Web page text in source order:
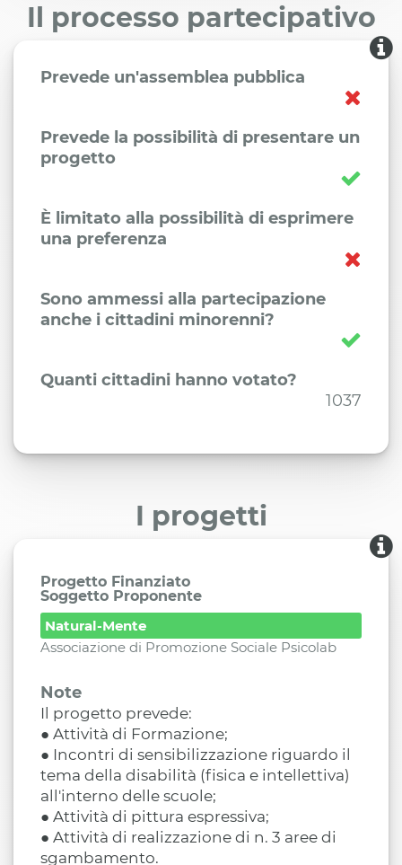
Il processo partecipativo
Prevede un'assemblea pubblica
Prevede la possibilità di presentare un
progetto
È limitato alla possibilità di esprimere
una preferenza
Sono ammessi alla partecipazione
anche i cittadini minorenni?
Quanti cittadini hanno votato?
1037
I progetti
Progetto Finanziato
Soggetto Proponente
Natural-Mente
Associazione di Promozione Sociale Psicolab
Note
Il progetto prevede:
● Attività di Formazione;
● Incontri di sensibilizzazione riguardo il
tema della disabilità (fisica e intellettiva)
all'interno delle scuole;
● Attività di pittura espressiva;
● Attività di realizzazione di n. 3 aree di
sgambamento.